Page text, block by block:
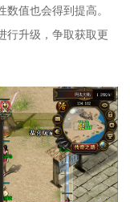
值也会得到提高。
行升级，争取获取更